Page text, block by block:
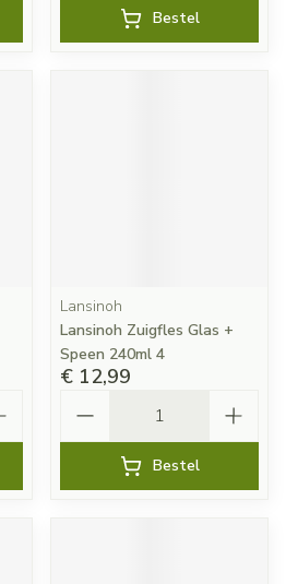
Bestel
Lansinoh
Lansinoh Zuigfles Glas +
Speen 240ml 4
€ 12,99
Bestel